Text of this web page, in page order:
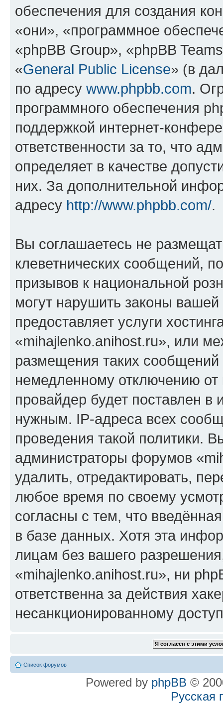
обеспечения для создания
«они», «программное
«phpBB Group», «phpBB
«General Public License» (в
по адресу www.phpbb.com.
программного обеспечения
поддержкой интернет-
ответственности за то, что
определяет в качестве
них. За дополнительной
адресу http://www.phpbb.com/.
Вы соглашаетесь не
клеветнических сообщений,
призывов к национальной
могут нарушить законы
предоставляет услуги
«mihajlenko.anihost.ru», или
размещения таких
немедленному отключению
провайдер будет поставлен в
нужным. IP-адреса всех
проведения такой политики.
администраторы форумов
удалить, отредактировать,
любое время по своему
согласны с тем, что
в базе данных. Хотя эта
лицам без вашего
«mihajlenko.anihost.ru», ни
ответственна за действия
несанкционированному
Список форумов
Powered by phpBB ©
Русская